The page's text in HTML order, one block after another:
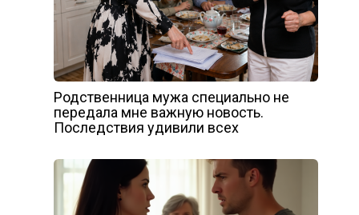
Родственница мужа специально не
передала мне важную новость.
Последствия удивили всех